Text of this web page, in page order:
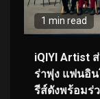
1 min read
iQIYI Artist
ร่าพุ่ง แฟนอิ
รีส์ดังพร้อมร่